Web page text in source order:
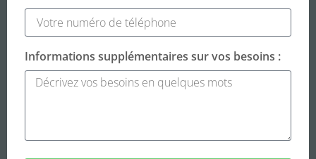
Informations supplémentaires sur vos besoins :